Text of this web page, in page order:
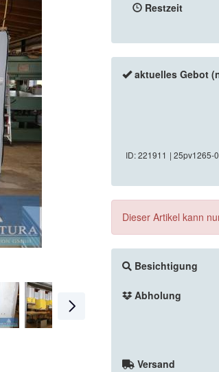
Restzeit
aktuelles Gebot
ID: 221911 | 25pv1265-
Dieser Artikel kann
Besichtigung
Abholung
Versand